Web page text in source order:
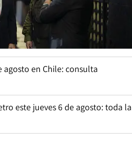
agosto en Chile: consulta
este jueves 6 de agosto: toda la